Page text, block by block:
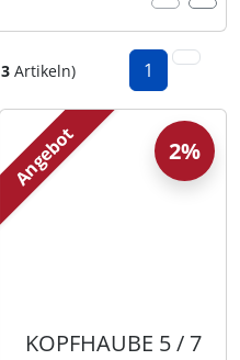
3Artikeln) 1
Angebot
KOPFHAUBE 5 / 7
2%